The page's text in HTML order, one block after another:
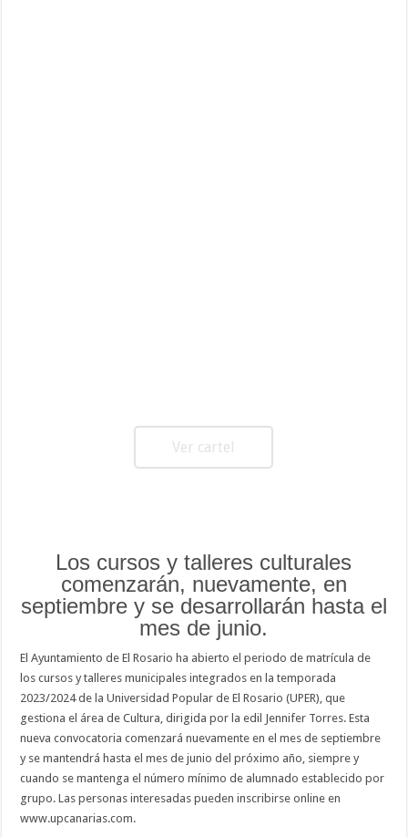
Ver cartel
Los cursos y talleres culturales
comenzarán, nuevamente, en
septiembre y se desarrollarán hasta el
mes de junio.
El Ayuntamiento de El Rosario ha abierto el periodo de matrícula de
los cursos y talleres municipales integrados en la temporada
2023/2024 de la Universidad Popular de El Rosario (UPER), que
gestiona el área de Cultura, dirigida por la edil Jennifer Torres. Esta
nueva convocatoria comenzará nuevamente en el mes de septiembre
y se mantendrá hasta el mes de junio del próximo año, siempre y
cuando se mantenga el número mínimo de alumnado establecido por
grupo. Las personas interesadas pueden inscribirse online en
www.upcanarias.com.